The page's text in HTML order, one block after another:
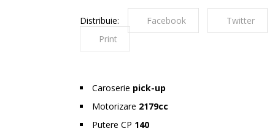
Distribuie: Facebook
Twitter
Print
Caroserie pick-up
Motorizare 2179cc
Putere CP 140